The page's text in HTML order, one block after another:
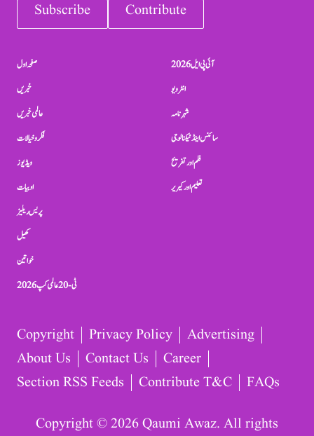
Subscribe Contribute
صفحہ اول
خبریں
عالمی خبریں
فکر و خیالات
ویڈیوز
ادبیات
پریس ریلیز
کھیل
خواتین
ٹی-20 عالمی کپ 2026
آئی پی ایل 2026
انٹرویو
شہرنامہ
سائنس اینڈ ٹیکنالوجی
فلم اور تفریح
تعلیم اور کیریر
Copyright Privacy Policy
Advertising
About Us
Contact Us
Career
Section RSS Feeds
Contribute T&C FAQs
Copyright © 2026 Qaumi Awaz. All rights